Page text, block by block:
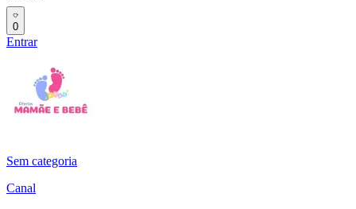
0
Entrar
Sem categoria
Canal